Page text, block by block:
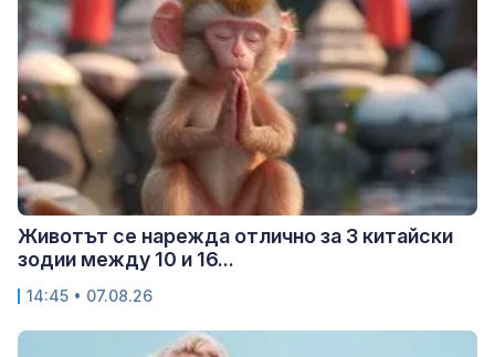
Животът се нарежда отлично за 3 китайски
зодии между 10 и 16...
14:45 • 07.08.26